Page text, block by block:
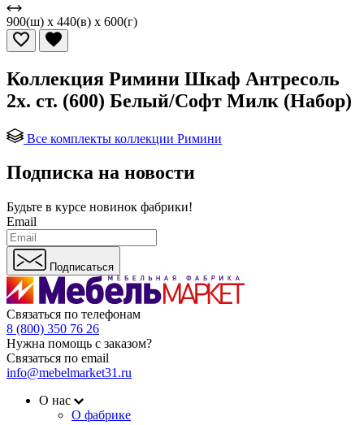
900(ш) x 440(в) x 600(г)
Коллекция Римини Шкаф Антресоль
2х. ст. (600) Белый/Софт Милк (Набор)
Все комплекты коллекции Римини
Подписка на новости
Будьте в курсе новинок фабрики!
Email
Подписаться
Связаться по телефонам
8 (800) 350 76 26
Нужна помощь с заказом?
Связаться по email
info@mebelmarket31.ru
О нас
О фабрике